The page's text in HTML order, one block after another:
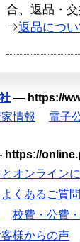
合、返品・
⇒返品につ
— https://
情報 電子
https://
オンライン
よくあるご質問
校費・公費
客様からの声